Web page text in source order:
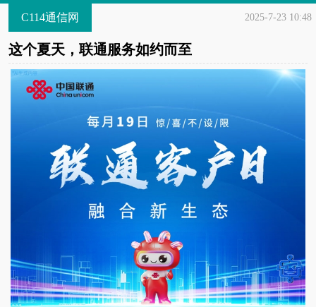
C114通信网 2025-7-23 10:48
这个夏天，联通服务如约而至